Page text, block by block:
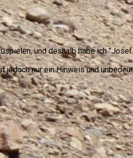
und deshalb habe ich
nur ein Hinweis und